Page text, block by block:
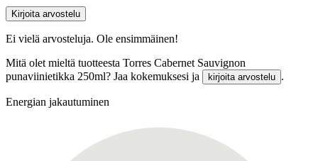
Kirjoita arvostelu
Ei vielä arvosteluja. Ole ensimmäinen!
Mitä olet mieltä tuotteesta Torres Cabernet Sauvignon
punaviinietikka 250ml? Jaa kokemuksesi ja
kirjoita arvostelu .
Energian jakautuminen